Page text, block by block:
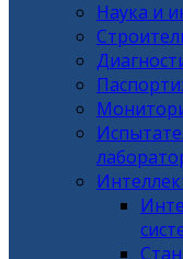
Наука и